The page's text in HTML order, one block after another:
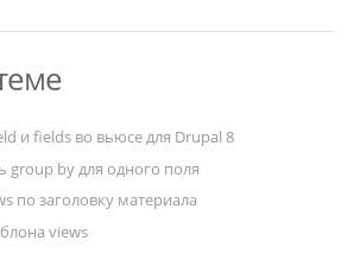
и fields во вьюсе для Drupal 8
group by для одного поля
по заголовку материала
views